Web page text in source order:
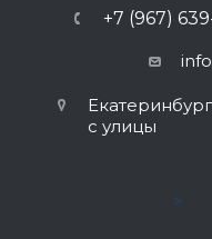
+7 (967)
с улицы
>